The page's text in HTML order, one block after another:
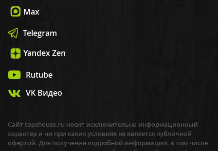
Max
Telegram
Yandex Zen
Rutube
VK Видео
Сайт topshouse.ru носит исключительно информационный
характер и ни при каких условиях не является публичной
офертой. Для получения подробной информации, в том числе